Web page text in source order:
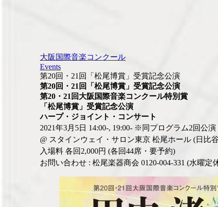
大阪国際音楽コンクール
Events
第20回・21回「松尾博賞」受賞記念公演
第20回・21回「松尾博賞」受賞記念公演
第20・21回大阪国際音楽コンクール特別賞
「松尾博賞」受賞記念公演
ハープ・ジョイント・コンサート
2021年3月5日 14:00-, 19:00- ※同プログラム2回公演
@ スタインウェイ・サロン東京 松尾ホール (日比
入場料 各回2,000円 (各回44席・要予約)
お問い合わせ : 松尾楽器商会 0120-004-331 (水曜定